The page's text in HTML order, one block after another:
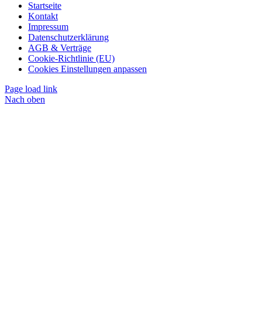
Startseite
Kontakt
Impressum
Datenschutzerklärung
AGB & Verträge
Cookie-Richtlinie (EU)
Cookies Einstellungen anpassen
Page load link
Nach oben